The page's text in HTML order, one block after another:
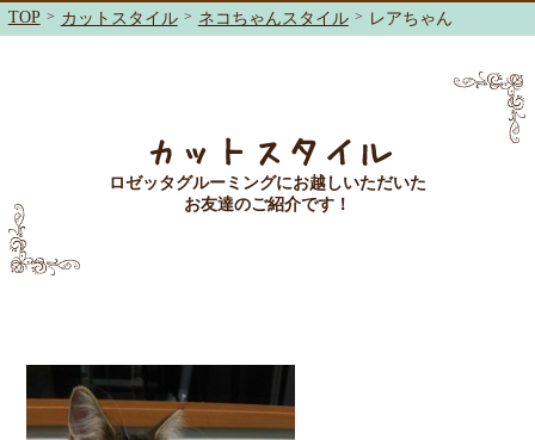
TOP > カットスタイル > ネコちゃんスタイル > レアちゃん
カットスタイル
ロゼッタグルーミングにお越しいただいた
お友達のご紹介です！